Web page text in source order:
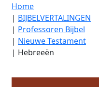
Home
| BIJBELVERTALINGEN
| Professoren Bijbel
| Nieuwe Testament
| Hebreeën